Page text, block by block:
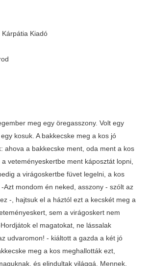
Kiadó
meg egy öregasszony. Volt egy
kosuk. A bakkecske meg a kos jó
ahova a bakkecske ment, oda ment a kos
veteményeskertbe ment káposztát lopni,
a virágoskertbe füvet legelni, a kos
Azt mondom én neked, asszony - szólt az
-, hajtsuk el a háztól ezt a kecskét meg a
sem a virágoskert nem
el magatokat, ne lássalak
udvaromon! - kiáltott a gazda a két jó
meg a kos meghallották ezt,
és elindultak világgá. Mennek,